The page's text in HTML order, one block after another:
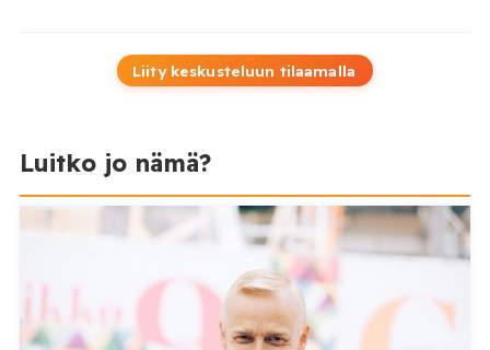
Liity keskusteluun tilaamalla
Luitko jo nämä?